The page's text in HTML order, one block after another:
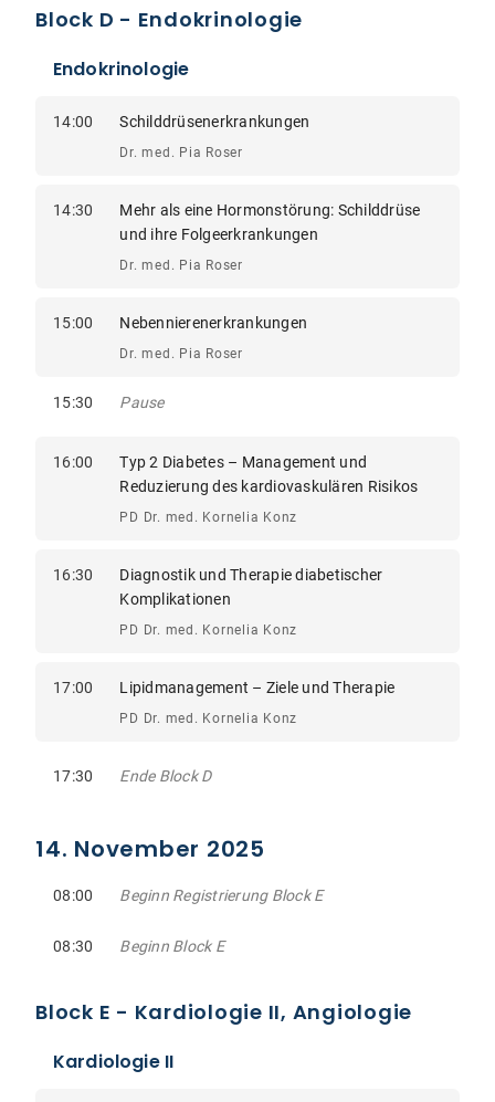
Block D - Endokrinologie
Endokrinologie
14:00 Schilddrüsenerkrankungen
Dr. med. Pia Roser
14:30
Mehr als eine Hormonstörung: Schilddrüse
und ihre Folgeerkrankungen
Dr. med. Pia Roser
15:00 Nebennierenerkrankungen
Dr. med. Pia Roser
15:30 Pause
16:00
Typ 2 Diabetes – Management und
Reduzierung des kardiovaskulären Risikos
PD Dr. med. Kornelia Konz
16:30
Diagnostik und Therapie diabetischer
Komplikationen
PD Dr. med. Kornelia Konz
17:00 Lipidmanagement – Ziele und Therapie
PD Dr. med. Kornelia Konz
17:30 Ende Block D
14. November 2025
08:00 Beginn Registrierung Block E
08:30 Beginn Block E
Block E - Kardiologie II, Angiologie
Kardiologie II